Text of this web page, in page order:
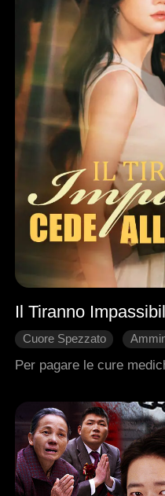
Il Tiranno
Cuore Spezzato
Romanzo sentimentale